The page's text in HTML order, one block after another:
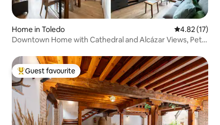
Home in Toledo 4.82 out of 5
4.82 (17)
Downtown Home with Cathedral and Alcázar Views, Pet-
Top guest favourite
Guest favourite